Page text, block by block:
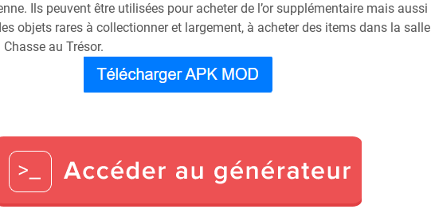
Ils peuvent être utilisées pour acheter de l’or supplémentaire mais aussi
objets rares à collectionner et largement, à acheter des items dans la salle
au Trésor.